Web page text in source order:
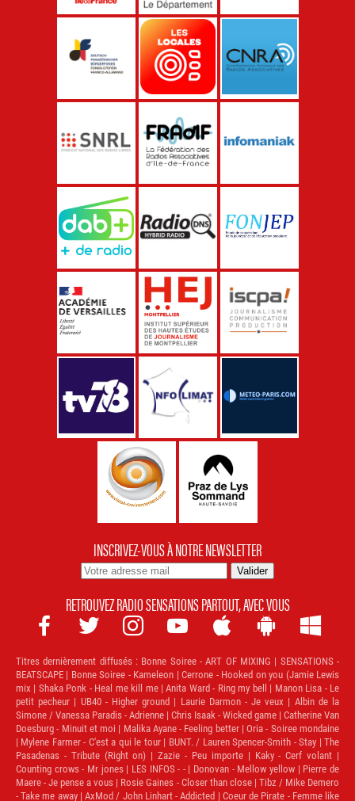
INSCRIVEZ-VOUS À NOTRE NEWSLETTER
RETROUVEZ RADIO SENSATIONS PARTOUT, AVEC VOUS
      
Titres dernièrement diffusés : Bonne Soiree - ART OF MIXING | SENSATIONS -
BEATSCAPE | Bonne Soiree - Kameleon | Cerrone - Hooked on you (Jamie Lewis
mix | Shaka Ponk - Heal me kill me | Anita Ward - Ring my bell | Manon Lisa - Le
petit pecheur | UB40 - Higher ground | Laurie Darmon - Je veux | Albin de la
Simone / Vanessa Paradis - Adrienne | Chris Isaak - Wicked game | Catherine Van
Doesburg - Minuit et moi | Malika Ayane - Feeling better | Oria - Soiree mondaine
| Mylene Farmer - C'est a qui le tour | BUNT. / Lauren Spencer-Smith - Stay | The
Pasadenas - Tribute (Right on) | Zazie - Peu importe | Kaky - Cerf volant |
Counting crows - Mr jones | LES INFOS - - | Donovan - Mellow yellow | Pierre de
Maere - Je pense a vous | Rosie Gaines - Closer than close | Tibz / Mike Demero
- Take me away | AxMod / John Linhart - Addicted | Coeur de Pirate - Femme like